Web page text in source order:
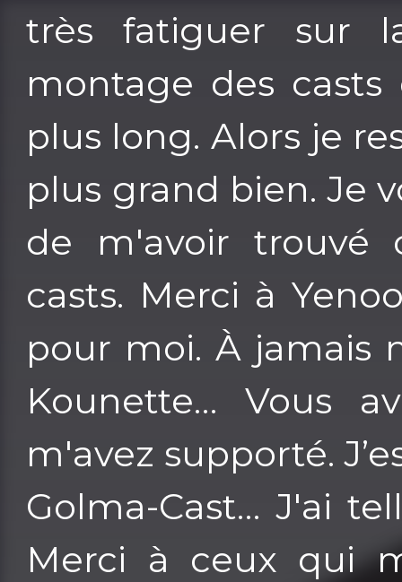
très fatiguer sur
montage des
plus long. Alors je
plus grand bien. Je
de m'avoir trouvé
casts. Merci à
pour moi. À jamais
Kounette… Vous
m'avez supporté.
Golma-Cast… J'ai
Merci à ceux qui